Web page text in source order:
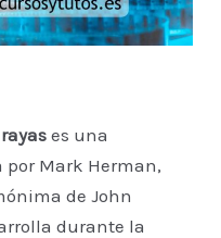
es una
Mark Herman,
de John
durante la